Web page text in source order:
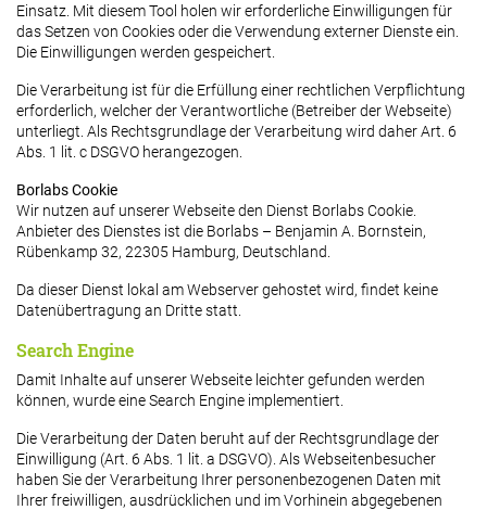
Einsatz. Mit diesem Tool holen wir erforderliche Einwilligungen für
das Setzen von Cookies oder die Verwendung externer Dienste ein.
Die Einwilligungen werden gespeichert.
Die Verarbeitung ist für die Erfüllung einer rechtlichen Verpflichtung
erforderlich, welcher der Verantwortliche (Betreiber der Webseite)
unterliegt. Als Rechtsgrundlage der Verarbeitung wird daher Art. 6
Abs. 1 lit. c DSGVO herangezogen.
Borlabs Cookie
Wir nutzen auf unserer Webseite den Dienst Borlabs Cookie.
Anbieter des Dienstes ist die Borlabs – Benjamin A. Bornstein,
Rübenkamp 32, 22305 Hamburg, Deutschland.
Da dieser Dienst lokal am Webserver gehostet wird, findet keine
Datenübertragung an Dritte statt.
Search Engine
Damit Inhalte auf unserer Webseite leichter gefunden werden
können, wurde eine Search Engine implementiert.
Die Verarbeitung der Daten beruht auf der Rechtsgrundlage der
Einwilligung (Art. 6 Abs. 1 lit. a DSGVO). Als Webseitenbesucher
haben Sie der Verarbeitung Ihrer personenbezogenen Daten mit
Ihrer freiwilligen, ausdrücklichen und im Vorhinein abgegebenen